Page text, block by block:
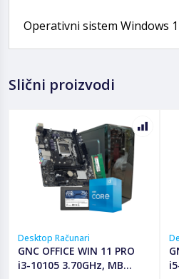
Operativni sistem Windows
Slični proizvodi
Desktop Računari
GNC OFFICE WIN 11 PRO
i3-10105 3.70GHz, MB